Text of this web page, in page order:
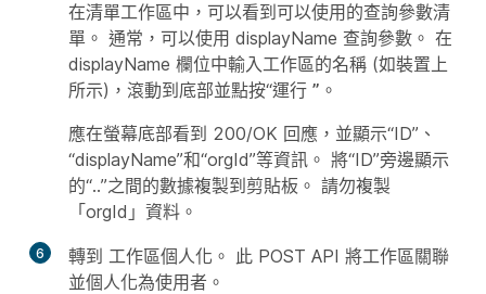
在清單工作區中，可以看到可以使用的查詢參數清
單。 通常，可以使用 displayName 查詢參數。 在
displayName 欄位中輸入工作區的名稱 (如裝置上
所示)，滾動到底部並點按“運行 ” 。
應在螢幕底部看到 200/OK 回應，並顯示“ID”、
“displayName”和“orgId”等資訊。 將“ID”旁邊顯示
的“..”之間的數據複製到剪貼板。 請勿複製
「orgId」資料。
6 轉到 工作區個人化 。 此 POST API 將工作區關聯
並個人化為使用者。